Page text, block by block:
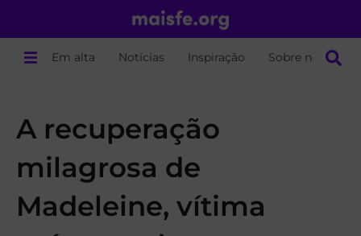
Em alta Notícias Inspiração Sobre nós
A recuperação
milagrosa de
Madeleine, vítima